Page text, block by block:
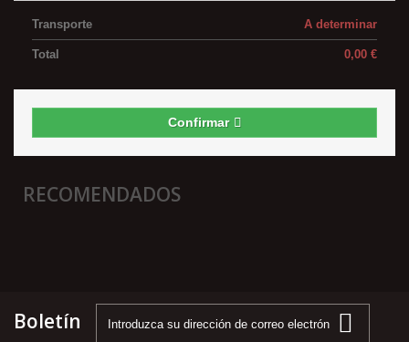
A determinar
Transporte
0,00 €
Total
Confirmar
RECOMENDADOS
Boletín